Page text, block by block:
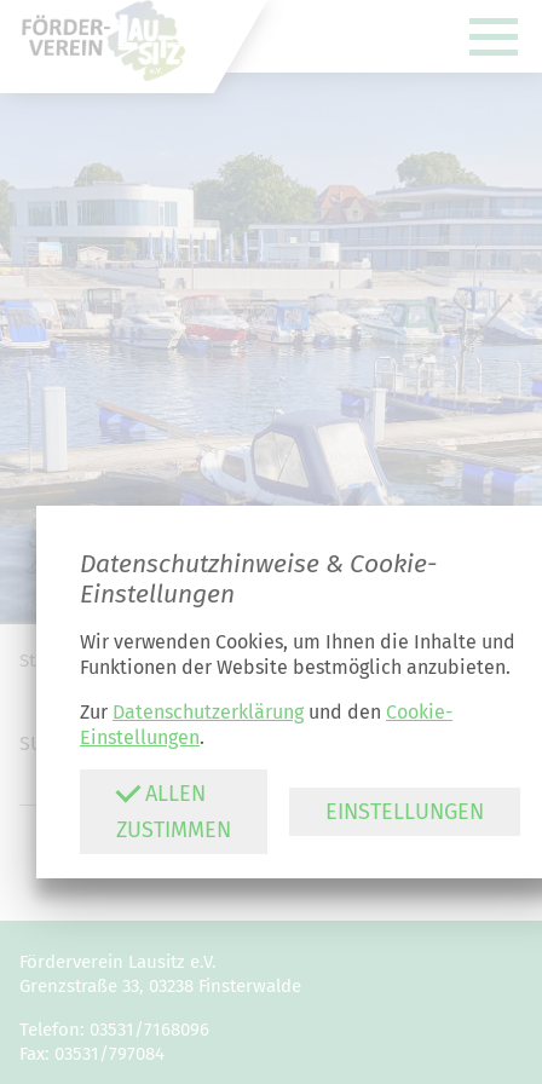
Start Suche
SUCHEN
Förderverein Lausitz e.V.
Grenzstraße 33, 03238 Finsterwalde
Telefon: 03531/7168096
Fax: 03531/797084
Datenschutzhinweise & Cookie-
Einstellungen
Wir verwenden Cookies, um Ihnen die Inhalte und
Funktionen der Website bestmöglich anzubieten.
Zur Datenschutzerklärung und den Cookie-
Einstellungen.
ALLEN
ZUSTIMMEN
EINSTELLUNGEN